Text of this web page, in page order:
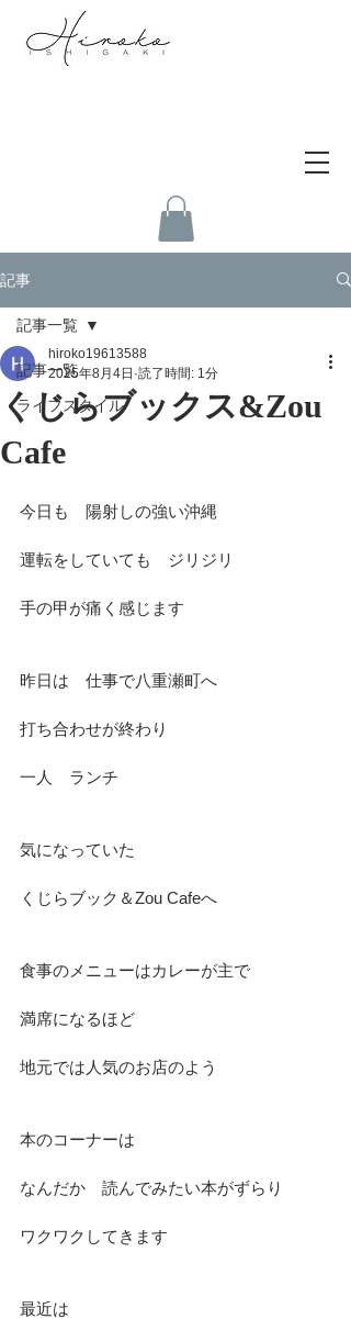
記事
記事一覧
ライフスタイル
記事一覧
くじらブックス&Zou
Cafe
hiroko19613588
2025年8月4日 読了時間: 1分
今日も　陽射しの強い沖縄
運転をしていても　ジリジリ
手の甲が痛く感じます
昨日は　仕事で八重瀬町へ
打ち合わせが終わり
一人　ランチ
気になっていた
くじらブック＆Zou Cafeへ
食事のメニューはカレーが主で
満席になるほど
地元では人気のお店のよう
本のコーナーは
なんだか　読んでみたい本がずらり
ワクワクしてきます
最近は